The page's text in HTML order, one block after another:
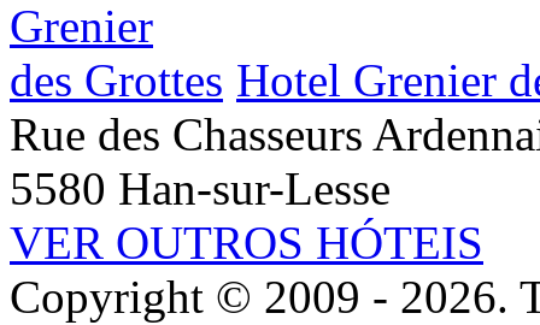
Hotel Grenier
Rue des Chasseurs
5580 Han-sur-Lesse
VER OUTROS HÓTEIS
Copyright © 2009 - 2026.